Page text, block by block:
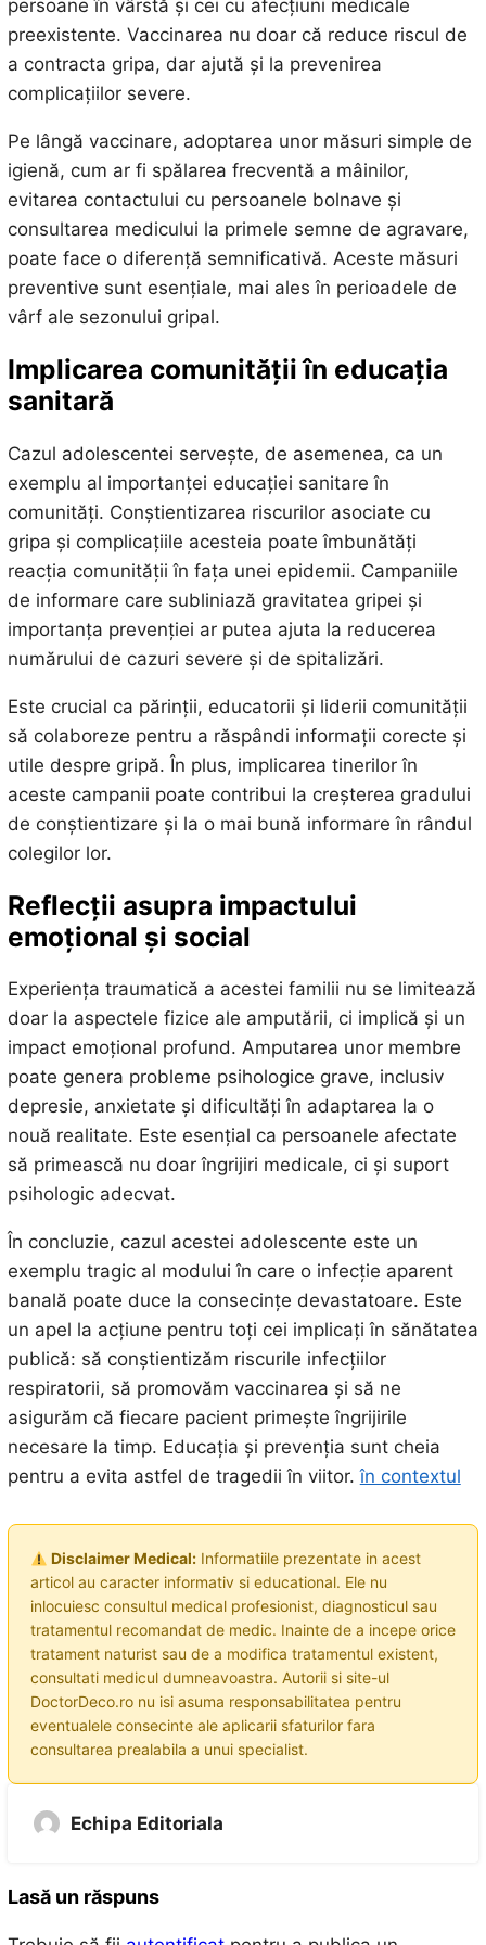
persoane în vârstă și cei cu afecțiuni medicale
preexistente. Vaccinarea nu doar că reduce riscul de
a contracta gripa, dar ajută și la prevenirea
complicațiilor severe.
Pe lângă vaccinare, adoptarea unor măsuri simple de
igienă, cum ar fi spălarea frecventă a mâinilor,
evitarea contactului cu persoanele bolnave și
consultarea medicului la primele semne de agravare,
poate face o diferență semnificativă. Aceste măsuri
preventive sunt esențiale, mai ales în perioadele de
vârf ale sezonului gripal.
Implicarea comunității în educația
sanitară
Cazul adolescentei servește, de asemenea, ca un
exemplu al importanței educației sanitare în
comunități. Conștientizarea riscurilor asociate cu
gripa și complicațiile acesteia poate îmbunătăți
reacția comunității în fața unei epidemii. Campaniile
de informare care subliniază gravitatea gripei și
importanța prevenției ar putea ajuta la reducerea
numărului de cazuri severe și de spitalizări.
Este crucial ca părinții, educatorii și liderii comunității
să colaboreze pentru a răspândi informații corecte și
utile despre gripă. În plus, implicarea tinerilor în
aceste campanii poate contribui la creșterea gradului
de conștientizare și la o mai bună informare în rândul
colegilor lor.
Reflecții asupra impactului
emoțional și social
Experiența traumatică a acestei familii nu se limitează
doar la aspectele fizice ale amputării, ci implică și un
impact emoțional profund. Amputarea unor membre
poate genera probleme psihologice grave, inclusiv
depresie, anxietate și dificultăți în adaptarea la o
nouă realitate. Este esențial ca persoanele afectate
să primească nu doar îngrijiri medicale, ci și suport
psihologic adecvat.
În concluzie, cazul acestei adolescente este un
exemplu tragic al modului în care o infecție aparent
banală poate duce la consecințe devastatoare. Este
un apel la acțiune pentru toți cei implicați în sănătatea
publică: să conștientizăm riscurile infecțiilor
respiratorii, să promovăm vaccinarea și să ne
asigurăm că fiecare pacient primește îngrijirile
necesare la timp. Educația și prevenția sunt cheia
pentru a evita astfel de tragedii în viitor.în contextul
Disclaimer Medical:Informatiile prezentate in acest
articol au caracter informativ si educational. Ele nu
inlocuiesc consultul medical profesionist, diagnosticul sau
tratamentul recomandat de medic. Inainte de a incepe orice
tratament naturist sau de a modifica tratamentul existent,
consultati medicul dumneavoastra. Autorii si site-ul
DoctorDeco.ro nu isi asuma responsabilitatea pentru
eventualele consecinte ale aplicarii sfaturilor fara
consultarea prealabila a unui specialist.
Echipa Editoriala
Lasă un răspuns